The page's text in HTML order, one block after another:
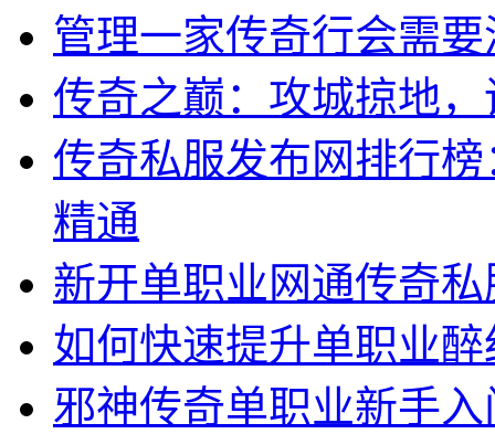
管理一家传奇行会需
传奇之巅：攻城掠地
传奇私服发布网排行
精通
新开单职业网通传奇
如何快速提升单职业
邪神传奇单职业新手